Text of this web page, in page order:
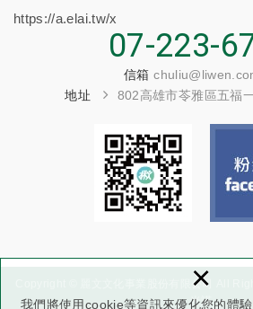
我們將使用cookie等資訊來優化您的體
×
https://a.elai.tw/x
07-223-
信箱
地址
802高雄市苓雅區五福
Copyright © 麗文文化事業股份有限公司 All
米諾